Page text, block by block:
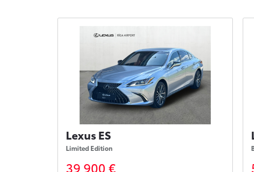
Lexus ES
Limited Edition
39 900 €